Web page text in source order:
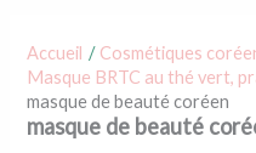
Accueil Cosmétiques
Masque BRTC au thé vert,
masque de beauté coréen
masque de beauté